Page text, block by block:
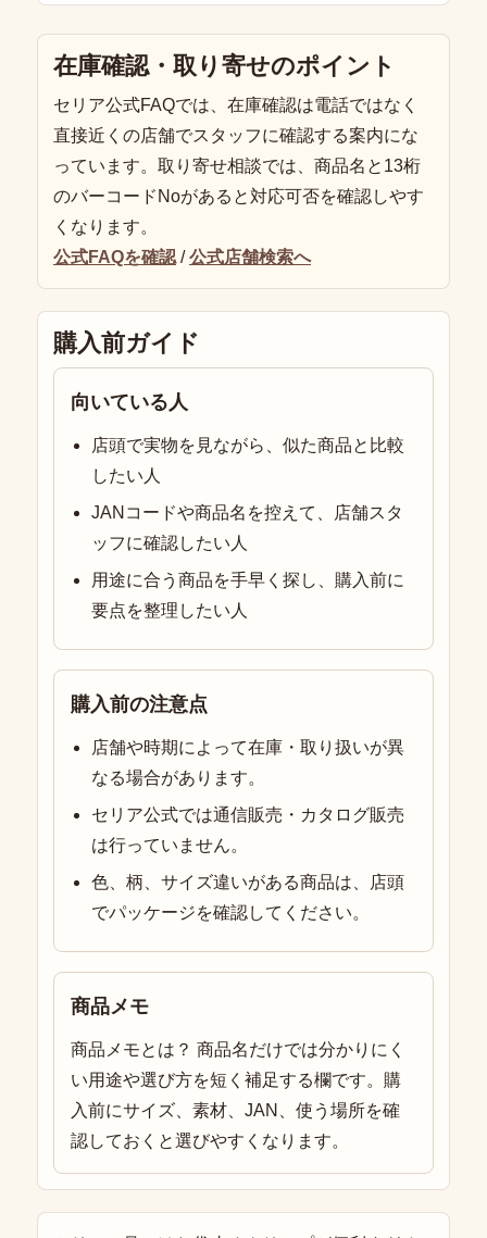
在庫確認・取り寄せのポイント
セリア公式FAQでは、在庫確認は電話ではなく
直接近くの店舗でスタッフに確認する案内にな
っています。取り寄せ相談では、商品名と13桁
のバーコードNoがあると対応可否を確認しやす
くなります。
公式FAQを確認 /公式店舗検索へ
購入前ガイド
向いている人
店頭で実物を見ながら、似た商品と比較
したい人
JANコードや商品名を控えて、店舗スタ
ッフに確認したい人
用途に合う商品を手早く探し、購入前に
要点を整理したい人
購入前の注意点
店舗や時期によって在庫・取り扱いが異
なる場合があります。
セリア公式では通信販売・カタログ販売
は行っていません。
色、柄、サイズ違いがある商品は、店頭
でパッケージを確認してください。
商品メモ
商品メモとは？ 商品名だけでは分かりにく
い用途や選び方を短く補足する欄です。購
入前にサイズ、素材、JAN、使う場所を確
認しておくと選びやすくなります。